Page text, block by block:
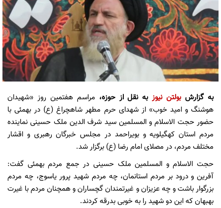
به گزارشبولتن نیوزبه نقل از حوزه، مراسم هفتمین روز «شهیدان
هوشنگ و امید خوب» از شهدای حرم مطهر شاهچراغ (ع) در بهمئی با
حضور حجت الاسلام و المسلمین سید شرف الدین ملک حسینی نماینده
مردم استان کهگیلویه و بویراحمد در مجلس خبرگان رهبری و اقشار
مختلف مردم، در مصلای امام رضا (ع) برگزار شد.
حجت الاسلام و المسلمین ملک حسینی در جمع مردم بهمئی گفت:
آفرین و درود بر مردم استانمان، چه مردم شهید پرور یاسوج، چه مردم
بزرگوار باشت و چه عزیزان و غیرتمندان گچساران و همچنان مردم با غیرت
بهبهان که این دو شهید را به خوبی بدرقه کردند.